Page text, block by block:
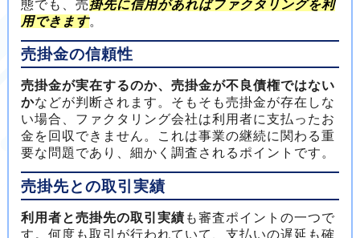
態でも、売掛先に信用があればファクタリングを利
用できます。
売掛金の信頼性
売掛金が実在するのか、売掛金が不良債権ではない
かなどが判断されます。そもそも売掛金が存在しな
い場合、ファクタリング会社は利用者に支払ったお
金を回収できません。これは事業の継続に関わる重
要な問題であり、細かく調査されるポイントです。
売掛先との取引実績
利用者と売掛先の取引実績 も審査ポイントの一つで
す。何度も取引が行われていて、支払いの遅延も確